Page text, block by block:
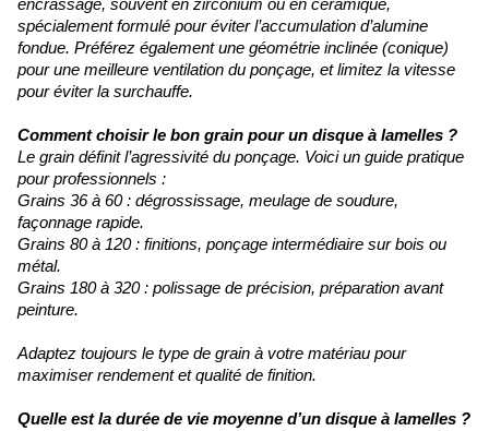
encrassage, souvent en zirconium ou en céramique,
spécialement formulé pour éviter l’accumulation d’alumine
fondue. Préférez également une géométrie inclinée (conique)
pour une meilleure ventilation du ponçage, et limitez la vitesse
pour éviter la surchauffe.
Comment choisir le bon grain pour un disque à lamelles ?
Le grain définit l’agressivité du ponçage. Voici un guide pratique
pour professionnels :
Grains 36 à 60 : dégrossissage, meulage de soudure,
façonnage rapide.
Grains 80 à 120 : finitions, ponçage intermédiaire sur bois ou
métal.
Grains 180 à 320 : polissage de précision, préparation avant
peinture.
Adaptez toujours le type de grain à votre matériau pour
maximiser rendement et qualité de finition.
Quelle est la durée de vie moyenne d’un disque à lamelles ?